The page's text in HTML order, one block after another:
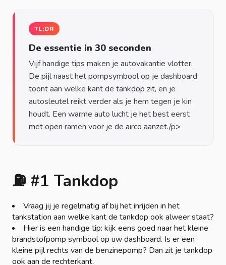
TL;DR
De essentie in 30 seconden
Vijf handige tips maken je autovakantie vlotter.
De pijl naast het pompsymbool op je dashboard
toont aan welke kant de tankdop zit, en je
autosleutel reikt verder als je hem tegen je kin
houdt. Een warme auto lucht je het best eerst
⛽ #1 Tankdop
Vraag jij je regelmatig af bij het inrijden in het
tankstation aan welke kant de tankdop ook alweer staat?
Hier is een handige tip: kijk eens goed naar het kleine
brandstofpomp symbool op uw dashboard. Is er een
kleine pijl rechts van de benzinepomp? Dan zit je tankdop
ook aan de rechterkant.